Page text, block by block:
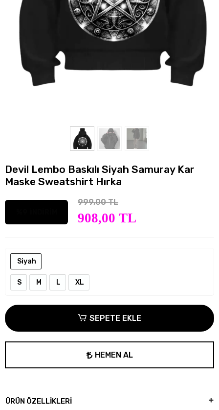
Devil Lembo Baskılı Siyah Samuray Kar
Maske Sweatshirt Hırka
999,00 TL
908,00 TL
Siyah
S M L XL
SEPETE EKLE
HEMEN AL
ÜRÜN ÖZELLİKLERİ